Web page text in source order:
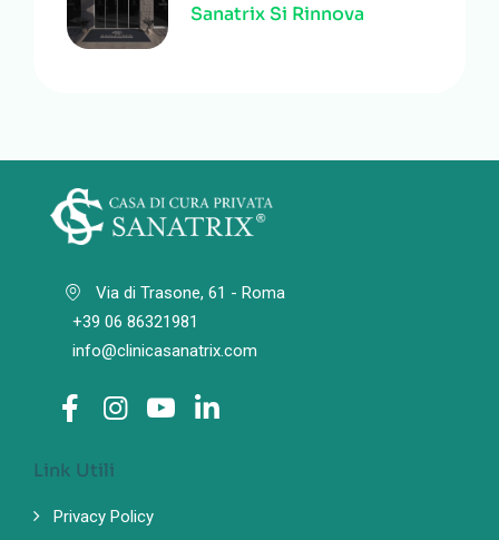
Sanatrix Si Rinnova
Via di Trasone, 61 - Roma
+39 06 86321981
info@clinicasanatrix.com
Link Utili
Privacy Policy